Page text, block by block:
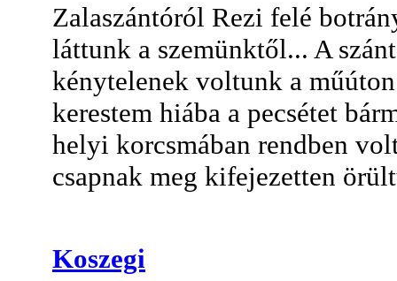
Zalaszántóról Rezi felé
láttunk a szemünktől... A
kénytelenek voltunk a
kerestem hiába a pecsétet
helyi korcsmában rendben
csapnak meg kifejezetten
Koszegi